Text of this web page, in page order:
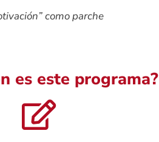
como parche
es este programa?